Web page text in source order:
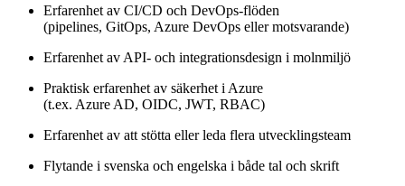
Erfarenhet av CI/CD och DevOps-flöden
(pipelines, GitOps, Azure DevOps eller motsvarande)
Erfarenhet av API- och integrationsdesign i molnmiljö
Praktisk erfarenhet av säkerhet i Azure
(t.ex. Azure AD, OIDC, JWT, RBAC)
Erfarenhet av att stötta eller leda flera utvecklingsteam
Flytande i svenska och engelska i både tal och skrift